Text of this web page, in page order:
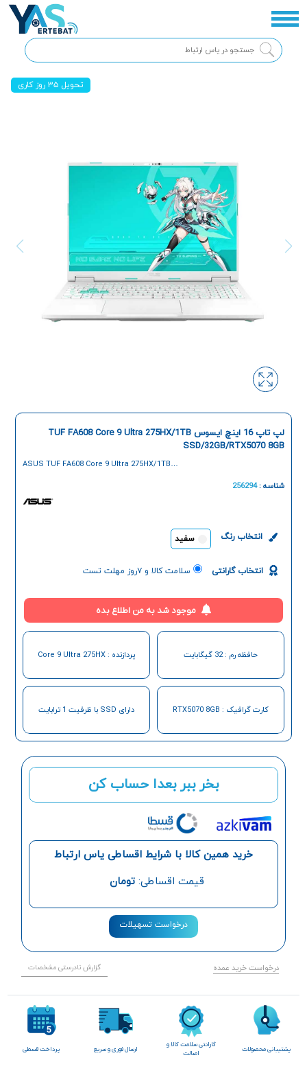
بخر ببر بعدا حساب کن
خرید همین کالا با شرایط اقساطی یاس ارتباط
قیمت اقساطی: تومان
درخواست تسهیلات
درخواست خرید عمده گزارش نادرستی مشخصات
لپ تاپ 16 اینچ ایسوس TUF FA608 Core 9 Ultra 275HX/1TB
SSD/32GB/RTX5070 8GB
ASUS TUF FA608 Core 9 Ultra 275HX/1TB
تحویل ۳۵ روز کاری
شناسه :256294
انتخاب رنگ سفید
انتخاب گارانتی سلامت کالا و ۷روز مهلت تست
موجود شد به من اطلاع بده
حافظه رم : 32 گیگابایت پردازنده : Core 9 Ultra 275HX
کارت گرافیک : RTX5070 8GB دارای SSD با ظرفیت 1 ترابایت
پشتیبانی محصولات
گارانتی سلامت کالا و
اصالت
ارسال فوری و سریع پرداخت قسطی